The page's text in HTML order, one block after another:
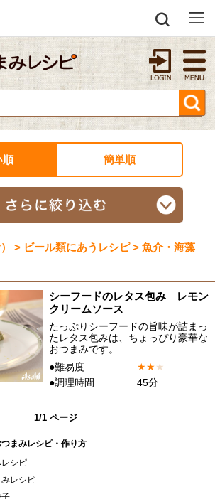
順 簡単順
> ビール類にあうレシピ > 魚介・海藻
シーフードのレタス包み レモン
クリームソース
たっぷりシーフードの旨味が詰まっ
たレタス包みは、ちょっぴり豪華な
おつまみです。
●難易度
★★★
●調理時間
45分
1/1 ページ
まみレシピ・作り方
シピ
レシピ
」